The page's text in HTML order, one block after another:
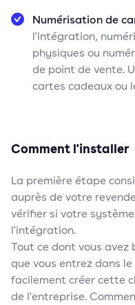
Numérisation de
l'intégration,
physiques ou
de point de vente.
cartes cadeaux ou
Comment l'installer
La première étape
auprès de votre
vérifier si votre
l'intégration.
Tout ce dont vous avez
que vous entrez dans le
facilement créer cette
de l'entreprise.